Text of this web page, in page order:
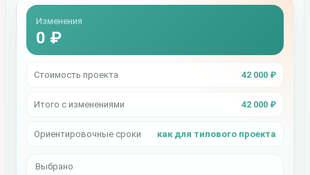
Изменения
0 ₽
Стоимость проекта 42 000 ₽
Итого с изменениями 42 000 ₽
Ориентировочные сроки как для типового проекта
Выбрано